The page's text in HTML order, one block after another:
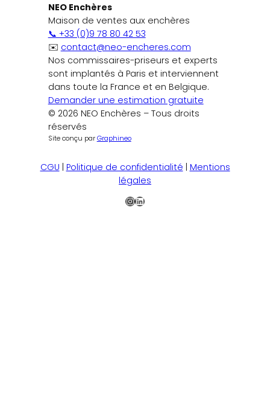
NEO Enchères
Maison de ventes aux enchères
📞 +33 (0)9 78 80 42 53
✉️ contact@neo-encheres.com
Nos commissaires-priseurs et experts
sont implantés à Paris et interviennent
dans toute la France et en Belgique.
Demander une estimation gratuite
© 2026 NEO Enchères – Tous droits
réservés
Site conçu parGraphineo
CGU Politique de confidentialité Mentions
légales
Instagram
LinkedIn